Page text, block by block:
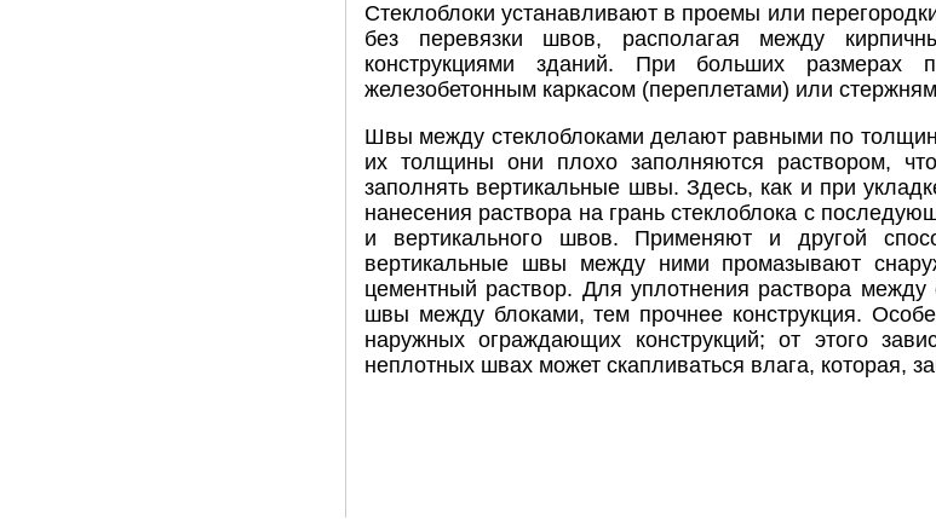
Стеклоблоки устанавливают в проемы или
без перевязки швов, располагая между
конструкциями зданий. При больших размерах
железобетонным каркасом (переплетами) или
Швы между стеклоблоками делают равными по
их толщины они плохо заполняются раствором,
заполнять вертикальные швы. Здесь, как и при
нанесения раствора на грань стеклоблока с
и вертикального швов. Применяют и другой
вертикальные швы между ними промазывают
цементный раствор. Для уплотнения раствора
швы между блоками, тем прочнее конструкция.
наружных ограждающих конструкций; от этого
неплотных швах может скапливаться влага, которая,